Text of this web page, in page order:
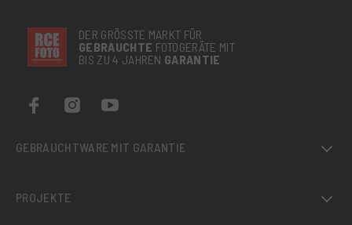
DER GRÖSSTE MARKT FÜR
GEBRAUCHTE FOTOGERÄTE MIT
BIS ZU 4 JAHREN GARANTIE
GEBRAUCHTWARE MIT GARANTIE
PROJEKTE